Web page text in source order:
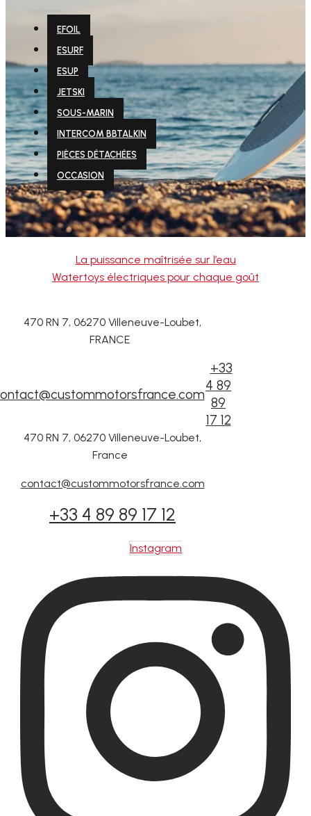
EFOIL
ESURF
ESUP
JETSKI
SOUS-MARIN
INTERCOM BBTALKIN
PIÈCES DÉTACHÉES
OCCASION
La puissance maîtrisée sur l’eau
Watertoys électriques pour chaque goût
470 RN 7, 06270 Villeneuve-Loubet,
FRANCE
+33
4 89
89
17 12
470 RN 7, 06270 Villeneuve-Loubet,
France
contact@custommotorsfrance.com
+33 4 89 89 17 12
Instagram